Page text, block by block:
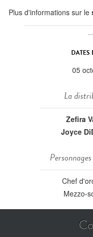
Plus d'informations sur le
DATES
05
La
Zefira
Joyce
Chef
Mezzo-